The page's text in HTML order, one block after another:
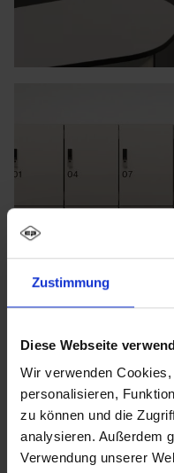
Zustimmung
Diese Webseite
Wir verwenden
personalisieren,
zu können und die
analysieren. Außerdem
Verwendung unserer
Vestiaires et